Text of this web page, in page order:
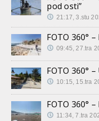
pod osti”
21:17, 3.stu
FOTO 360°
09:45, 27.tra
FOTO 360°
10:15, 15.tra
FOTO 360°
11:34, 7.tra